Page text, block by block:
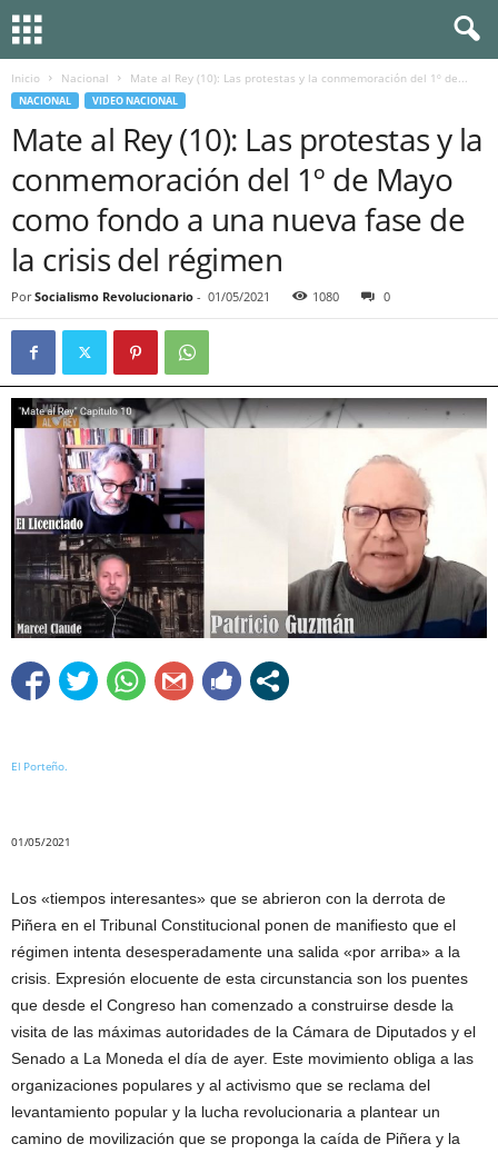
Inicio Nacional Mate al Rey (10): Las protestas y la conmemoración del 1º de...
NACIONAL VIDEO NACIONAL
Mate al Rey (10): Las protestas y la
conmemoración del 1º de Mayo
como fondo a una nueva fase de
la crisis del régimen
Por Socialismo Revolucionario - 01/05/2021 1080 0
El Porteño.
01/05/2021
Los «tiempos interesantes» que se abrieron con la derrota de
Piñera en el Tribunal Constitucional ponen de manifiesto que el
régimen intenta desesperadamente una salida «por arriba» a la
crisis. Expresión elocuente de esta circunstancia son los puentes
que desde el Congreso han comenzado a construirse desde la
visita de las máximas autoridades de la Cámara de Diputados y el
Senado a La Moneda el día de ayer. Este movimiento obliga a las
organizaciones populares y al activismo que se reclama del
levantamiento popular y la lucha revolucionaria a plantear un
camino de movilización que se proponga la caída de Piñera y la